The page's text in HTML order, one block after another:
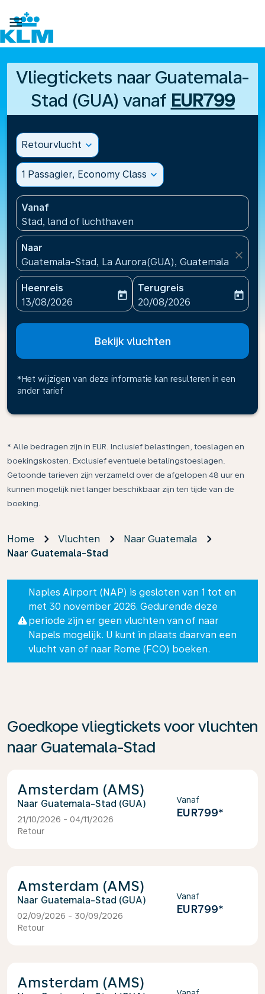

Vliegtickets naar Guatemala-
Stad (GUA) vanaf EUR799
Retourvlucht expand_more
1 Passagier, Economy Class expand_more
Vanaf
Stad, land of luchthaven
Naar
Guatemala-Stad, La Aurora(GUA), Guatemala
close
Heenreis
fc-booking-departure-date-aria-label
13/08/2026
today
Terugreis
fc-booking-return-date-
20/08/2026
today
Bekijk vluchten
*Het wijzigen van deze informatie kan resulteren in een
ander tarief
* Alle bedragen zijn in EUR. Inclusief belastingen, toeslagen en
boekingskosten. Exclusief eventuele betalingstoeslagen.
Getoonde tarieven zijn verzameld over de afgelopen 48 uur en
kunnen mogelijk niet langer beschikbaar zijn ten tijde van de
boeking.
Home Vluchten
Naar Guatemala
Naar Guatemala-Stad
Naples Airport (NAP) is gesloten van 1 tot en
met 30 november 2026. Gedurende deze
periode zijn er geen vluchten van of naar
Napels mogelijk. U kunt in plaats daarvan een
vlucht van of naar Rome (FCO) boeken.
Goedkope vliegtickets voor vluchten
naar Guatemala-Stad
Amsterdam (AMS)
Guatemala-Stad (GUA)
21/10/2026 - 04/11/2026
Retour
Vanaf
EUR799*
Amsterdam (AMS)
Guatemala-Stad (GUA)
02/09/2026 - 30/09/2026
Retour
Vanaf
EUR799*
Amsterdam (AMS)